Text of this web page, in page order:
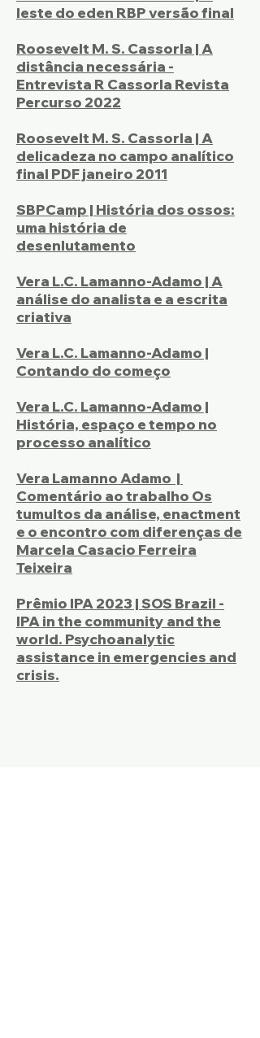
leste do eden RBP versão final
Roosevelt M. S. Cassorla | A
distância necessária -
Entrevista R Cassorla Revista
Percurso 2022
Roosevelt M. S. Cassorla | A
delicadeza no campo analítico
final PDF janeiro 2011
SBPCamp | História dos ossos:
uma história de
desenlutamento
Vera L.C. Lamanno-Adamo | A
análise do analista e a escrita
criativa
Vera L.C. Lamanno-Adamo |
Contando do começo
Vera L.C. Lamanno-Adamo |
História, espaço e tempo no
processo analítico
Vera Lamanno Adamo |
Comentário ao trabalho Os
tumultos da análise, enactment
e o encontro com diferenças de
Marcela Casacio Ferreira
Teixeira
Prêmio IPA 2023 | SOS Brazil -
IPA in the community and the
world. Psychoanalytic
assistance in emergencies and
crisis.